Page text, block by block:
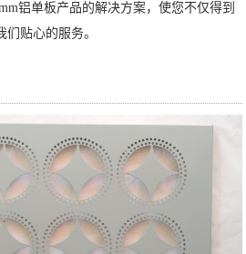
铝单板产品的解决方案，使您不仅得到
贴心的服务。